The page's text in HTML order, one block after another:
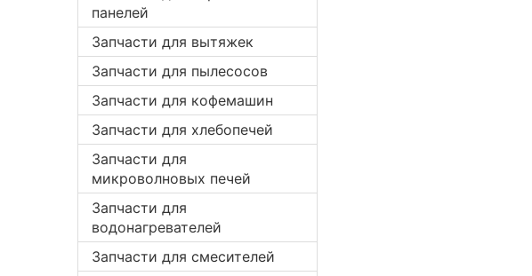
панелей
Запчасти для вытяжек
Запчасти для пылесосов
Запчасти для кофемашин
Запчасти для хлебопечей
Запчасти для
микроволновых печей
Запчасти для
водонагревателей
Запчасти для смесителей